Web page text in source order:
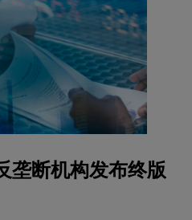
垄断机构发布终版